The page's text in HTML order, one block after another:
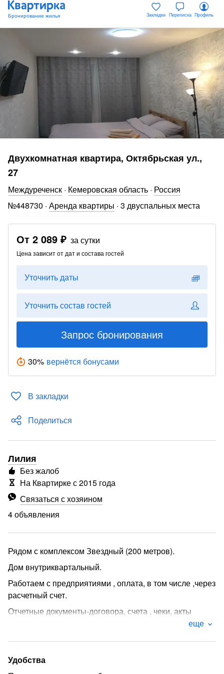
Закладки Переписка Профиль
Двухкомнатная квартира, Октябрьская ул.,
27
Междуреченск · Кемеровская область · Россия
№448730 · Аренда квартиры · 3 двуспальных места
От 2 089 ₽ за сутки
Цена зависит от дат и состава гостей
Уточнить даты
Уточнить состав гостей
Запрос бронирования
30% вернётся бонусами
В закладки
Поделиться
Лилия
Связаться с хозяином
4 объявления
Без жалоб
На Квартирке с 2015 года
Рядом с комплексом Звездный (200 метров).
Дом внутриквартальный.
Работаем с предприятиями , оплата, в том числе ,через
расчетный счет.
Отчетные документы-договора, счета , чеки, акты
Комфотное размещение 3х человек-3 раздельных 2х
При аренде свыше недели,-смена постельного и
еще
Удобства